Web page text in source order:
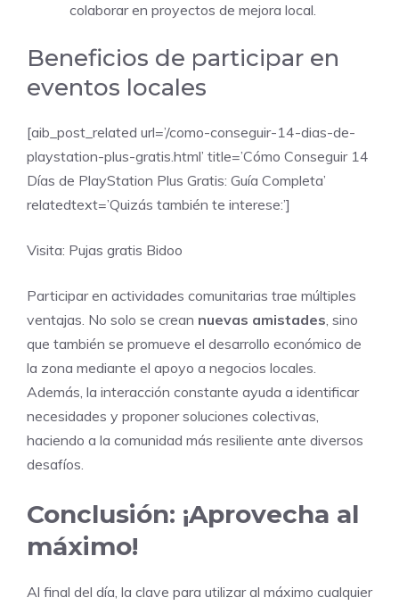
colaborar en proyectos de mejora local.
Beneficios de participar en
eventos locales
[aib_post_related url=’/como-conseguir-14-dias-de-
playstation-plus-gratis.html’ title=’Cómo Conseguir 14
Días de PlayStation Plus Gratis: Guía Completa’
relatedtext=’Quizás también te interese:’]
Visita: Pujas gratis Bidoo
Participar en actividades comunitarias trae múltiples
ventajas. No solo se crean nuevas amistades, sino
que también se promueve el desarrollo económico de
la zona mediante el apoyo a negocios locales.
Además, la interacción constante ayuda a identificar
necesidades y proponer soluciones colectivas,
haciendo a la comunidad más resiliente ante diversos
desafíos.
Conclusión: ¡Aprovecha al
máximo!
Al final del día, la clave para utilizar al máximo cualquier